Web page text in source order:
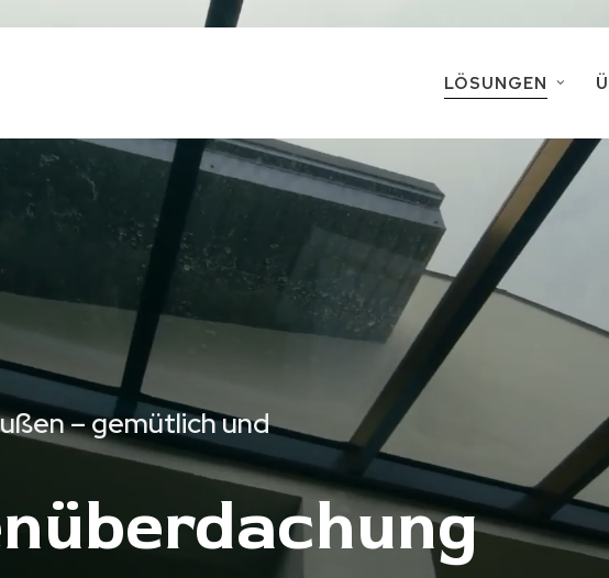
LÖSUNGEN
Aluminiumzäune &
Mülltonnenboxen
Schlosserei-
(für Tragwerke und
Laserzuschnitt &
– gemütlich und